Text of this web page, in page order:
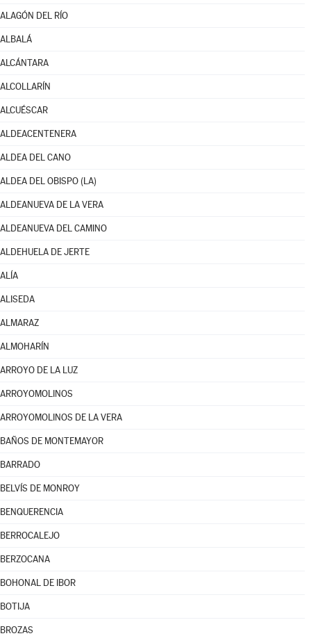
ALAGÓN DEL RÍO
ALBALÁ
ALCÁNTARA
ALCOLLARÍN
ALCUÉSCAR
ALDEACENTENERA
ALDEA DEL CANO
ALDEA DEL OBISPO (LA)
ALDEANUEVA DE LA VERA
ALDEANUEVA DEL CAMINO
ALDEHUELA DE JERTE
ALÍA
ALISEDA
ALMARAZ
ALMOHARÍN
ARROYO DE LA LUZ
ARROYOMOLINOS
ARROYOMOLINOS DE LA VERA
BAÑOS DE MONTEMAYOR
BARRADO
BELVÍS DE MONROY
BENQUERENCIA
BERROCALEJO
BERZOCANA
BOHONAL DE IBOR
BOTIJA
BROZAS